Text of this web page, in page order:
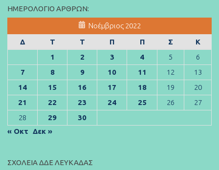
ΗΜΕΡΟΛΌΓΙΟ ΆΡΘΡΩΝ:
Νοέμβριος 2022
Δ
Τ Τ Π Π Σ
Κ
1
2 3 4 5
6
7
8 9 10 11 12
13
14
15 16 17 18 19
20
21
22 23 24 25 26
27
28
29
30
« Οκτ Δεκ »
ΣΧΟΛΕΊΑ ΔΔΕ ΛΕΥΚΆΔΑΣ